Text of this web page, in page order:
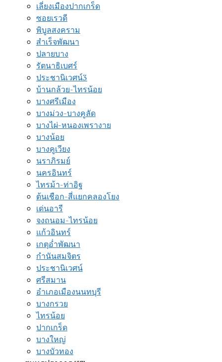
เลี่ยงเมืองปากเกร็ด
ซอยเรวดี
พิบูลสงคราม
สำเร็จพัฒนา
ปลายบาง
รัตนาธิเบศร์
ประชานิเวศน์3
บ้านกล้วย-ไทรน้อย
บางศรีเมือง
บางม่วง-บางคูลัด
บางไผ่-หนองเพรางาย
บางน้อย
บางคูเวียง
นราภิรมย์
นครอินทร์
ไทรม้า-ท่าอิฐ
ต้นเชือก-สี่แยกคลองโยง
เด่นอารี
จงถนอม-ไทรน้อย
แก้วอินทร์
เกตุอ่ำพัฒนา
กำนันสมจิตร
ประชานิเวศน์
ศรีสมาน
อำเภอเมืองนนทบุรี
บางกรวย
ไทรน้อย
ปากเกร็ด
บางใหญ่
บางบัวทอง‎